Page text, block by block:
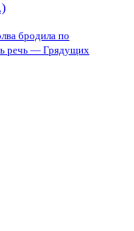
бродила по
речь — Грядущих